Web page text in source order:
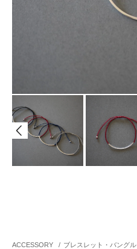
ACCESSORY / ブレスレット・バングル